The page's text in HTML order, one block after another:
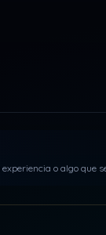
o algo que